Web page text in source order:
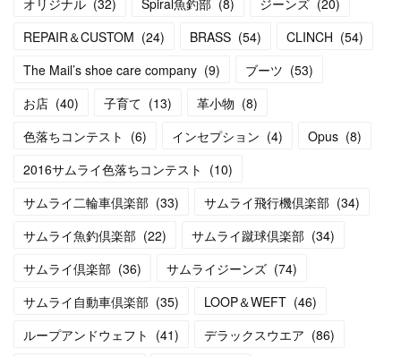
オリジナル (32) Spiral魚釣部 (8) ジーンズ (20)
REPAIR＆CUSTOM (24) BRASS (54) CLINCH (54)
The Mail’s shoe care company (9) ブーツ (53)
お店 (40) 子育て (13) 革小物 (8)
色落ちコンテスト (6) インセプション (4) Opus (8)
2016サムライ色落ちコンテスト (10)
サムライ二輪車倶楽部 (33) サムライ飛行機倶楽部 (34)
サムライ魚釣倶楽部 (22) サムライ蹴球倶楽部 (34)
サムライ倶楽部 (36) サムライジーンズ (74)
サムライ自動車倶楽部 (35) LOOP＆WEFT (46)
ループアンドウェフト (41) デラックスウエア (86)